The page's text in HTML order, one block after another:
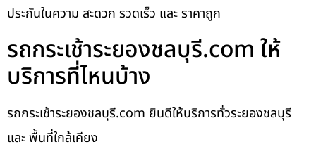
ประกันในความ สะดวก รวดเร็ว และ ราคาถูก
รถกระเช้าระยองชลบุรี.com ให้
บริการที่ไหนบ้าง
รถกระเช้าระยองชลบุรี.com ยินดีให้บริการทั่วระยองชลบุรี
และ พื้นที่ใกล้เคียง